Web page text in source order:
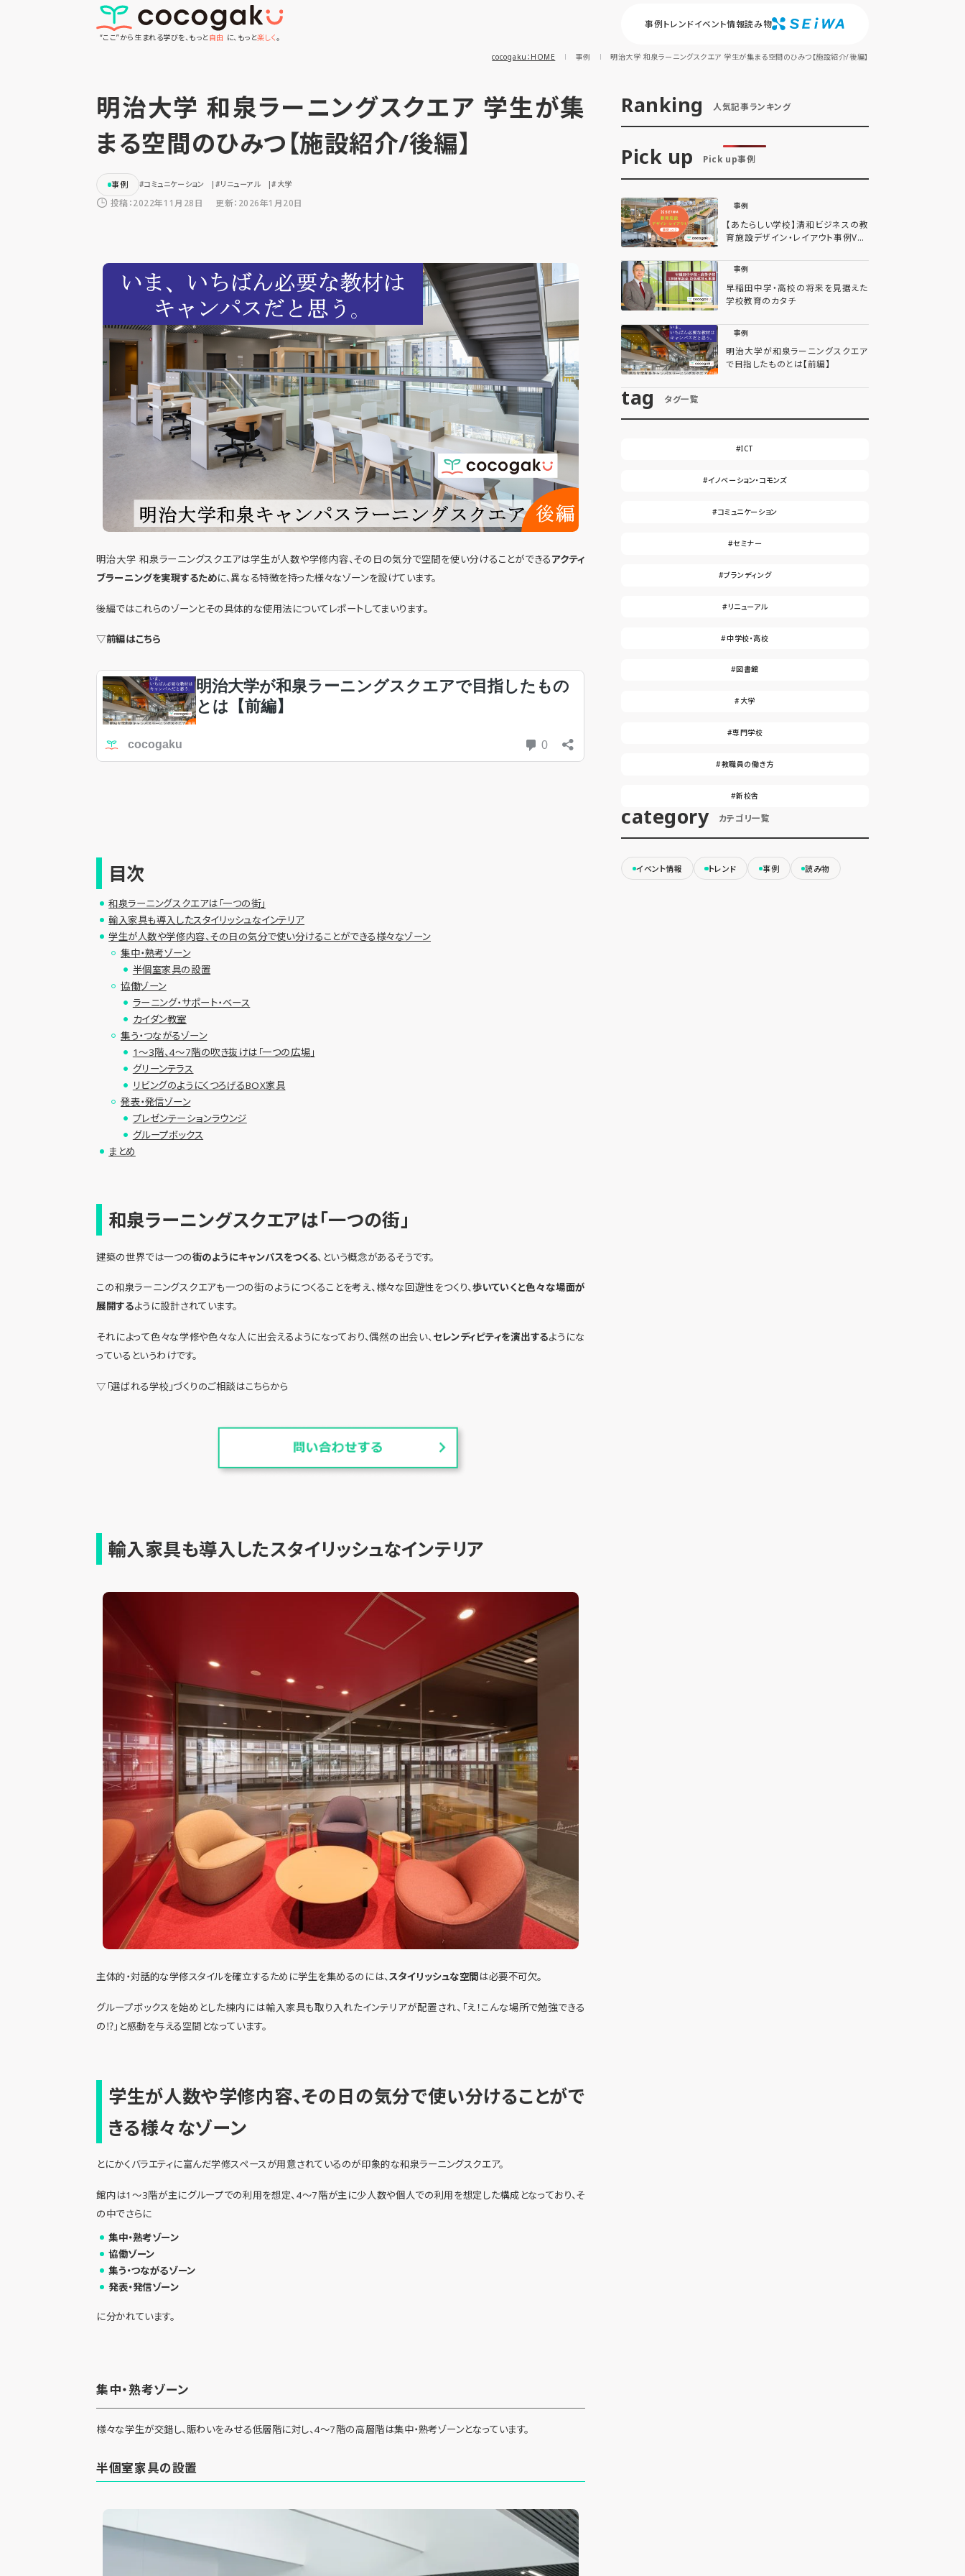
“ここ”から生まれる学びを、もっと 自由 に、もっと楽しく。
事例トレンドイベント情報読み物
cocogaku：HOME 事例 明治大学 和泉ラーニングスクエア 学生が集まる空間のひみつ【施設紹介/後編】
明治大学 和泉ラーニングスクエア 学生が集
まる空間のひみつ【施設紹介/後編】
事例 #コミュニケーション #リニューアル #大学
投稿：2022年11月28日 更新：2026年1月20日
明治大学 和泉ラーニングスクエアは学生が人数や学修内容、その日の気分で空間を使い分けることができるアクティ
ブラーニングを実現するために、異なる特徴を持った様々なゾーンを設けています。
後編ではこれらのゾーンとその具体的な使用法についてレポートしてまいります。
▽前編はこちら
目次
和泉ラーニングスクエアは「一つの街」
輸入家具も導入したスタイリッシュなインテリア
学生が人数や学修内容、その日の気分で使い分けることができる様々なゾーン
集中・熟考ゾーン
半個室家具の設置
協働ゾーン
ラーニング・サポート・ベース
カイダン教室
集う・つながるゾーン
1～3階、4～7階の吹き抜けは「一つの広場」
グリーンテラス
リビングのようにくつろげるBOX家具
発表・発信ゾーン
プレゼンテーションラウンジ
グループボックス
まとめ
和泉ラーニングスクエアは「一つの街」
建築の世界では一つの街のようにキャンパスをつくる、という概念があるそうです。
この和泉ラーニングスクエアも一つの街のようにつくることを考え、様々な回遊性をつくり、歩いていくと色々な場面が
展開するように設計されています。
それによって色々な学修や色々な人に出会えるようになっており、偶然の出会い、セレンディピティを演出するようにな
っているというわけです。
▽「選ばれる学校」づくりのご相談はこちらから
輸入家具も導入したスタイリッシュなインテリア
主体的・対話的な学修スタイルを確立するために学生を集めるのには、スタイリッシュな空間 は必要不可欠。
グループボックスを始めとした棟内には輸入家具も取り入れたインテリアが配置され、「え！こんな場所で勉強できる
の⁉」と感動を与える空間となっています。
学生が人数や学修内容、その日の気分で使い分けることがで
きる様々なゾーン
とにかくバラエティに富んだ学修スペースが用意されているのが印象的な和泉ラーニングスクエア。
館内は1～3階が主にグループでの利用を想定、4～7階が主に少人数や個人での利用を想定した構成となっており、そ
の中でさらに
集中・熟考ゾーン
協働ゾーン
集う・つながるゾーン
発表・発信ゾーン
に分かれています。
集中・熟考ゾーン
様々な学生が交錯し、賑わいをみせる低層階に対し、­4～7階の高層階は集中・熟考ゾーンとなっています。
半個室家具の設置
Ranking 人気記事ランキング
Pick up Pick up事例
事例
【あたらしい学校】清和ビジネスの教
育施設デザイン・レイアウト事例Vol.
事例
早稲田中学・高校の将来を見据えた
学校教育のカタチ
事例
明治大学が和泉ラーニングスクエア
で目指したものとは【前編】
tag タグ一覧
#ICT
#イノベーション・コモンズ
#コミュニケーション
#セミナー
#ブランディング
#リニューアル
#中学校・高校
#図書館
#大学
#専門学校
#教職員の働き方
#新校舎
category カテゴリ一覧
イベント情報 トレンド 事例 読み物